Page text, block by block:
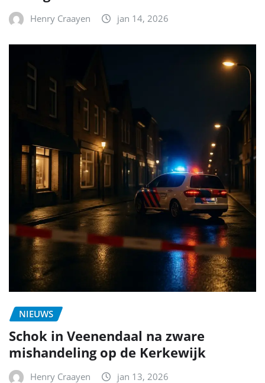
Henry Craayen jan 14, 2026
NIEUWS
Schok in Veenendaal na zware
mishandeling op de Kerkewijk
Henry Craayen jan 13, 2026